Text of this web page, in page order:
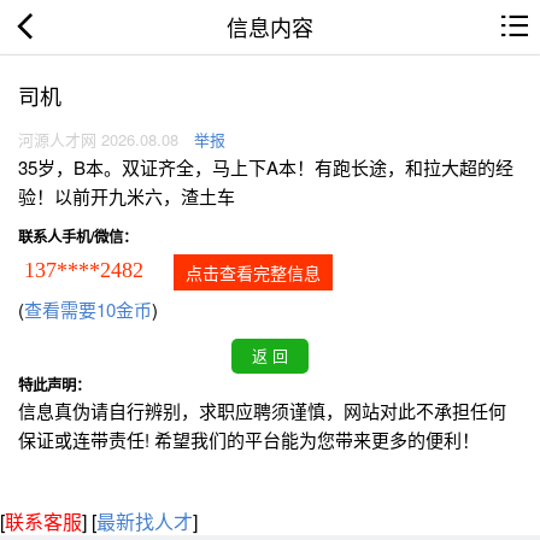
信息内容
司机
河源人才网 2026.08.08 举报
35岁，B本。双证齐全，马上下A本！有跑长途，和拉大超的经
验！以前开九米六，渣土车
联系人手机/微信：
137****2482 点击查看完整信息
(查看需要10金币)
特此声明：
信息真伪请自行辨别，求职应聘须谨慎，网站对此不承担任何
保证或连带责任! 希望我们的平台能为您带来更多的便利！
[联系客服] [最新找人才]